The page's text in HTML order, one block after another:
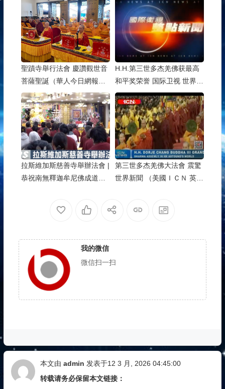
聖蹟寺舉行法會 慶讚觀世音
菩薩聖誕（華人今日網報
導）
H.H.第三世多杰羌佛获最高
和平奖荣誉 国际卫视 世界和
平奖荣誉
拉斯維加斯慈善寺舉辦法會 |
恭祝南無釋迦牟尼佛成道日
第三世多杰羌佛大法會 震驚
世界新聞 （美國ＩＣＮ 英文
我的微信
微信扫一扫
本文由 admin 发表于12 3 月, 2026 04:45:00
转载请务必保留本文链接：